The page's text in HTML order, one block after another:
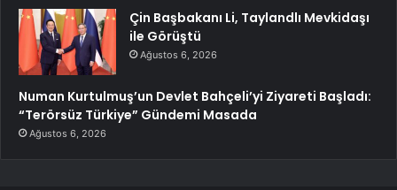
Çin Başbakanı Li, Taylandlı Mevkidaşı
ile Görüştü
Ağustos 6, 2026
Numan Kurtulmuş’un Devlet Bahçeli’yi Ziyareti Başladı:
“Terörsüz Türkiye” Gündemi Masada
Ağustos 6, 2026